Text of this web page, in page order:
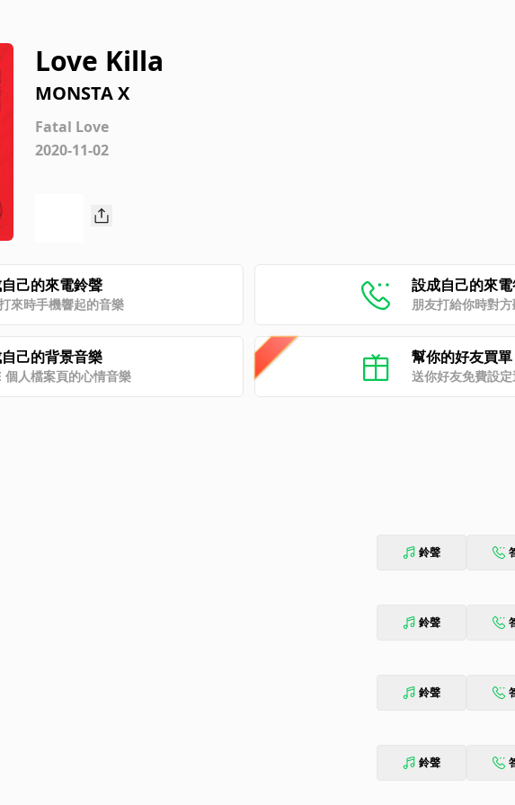
Love Killa
MONSTA X
Fatal Love
2020-11-02
己的來電鈴聲
來時手機響起的音樂
設成自己的來
朋友打給你時對
己的背景音樂
個人檔案頁的心情音樂
幫你的好友買單
送你好友免費設
鈴聲
鈴聲
鈴聲
鈴聲